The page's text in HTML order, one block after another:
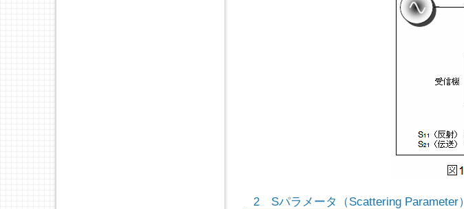
2 Sパラメータ（Scattering Parameter）